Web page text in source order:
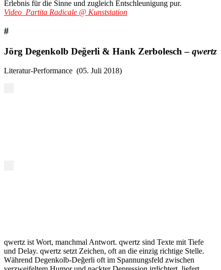
Erlebnis für die Sinne und zugleich Entschleunigung pur.
Video_Partita Radicale @ Kunststation
#
Jörg Degenkolb Değerli & Hank Zerbolesch – qwertz
Literatur-Performance (05. Juli 2018)
qwertz ist Wort, manchmal Antwort. qwertz sind Texte mit Tiefe
und Delay. qwertz setzt Zeichen, oft an die einzig richtige Stelle.
Während Degenkolb-Değerli oft im Spannungsfeld zwischen